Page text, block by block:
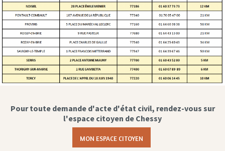
Pour toute demande d'acte d'état civil, rendez-vous sur
l'espace citoyen de Chessy
MON ESPACE CITOYEN